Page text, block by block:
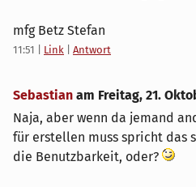
mfg Betz Stefan
11:51 Link Antwort
Sebastian am Freitag, 21.
Naja, aber wenn da jemand
für erstellen muss spricht das
die Benutzbarkeit, oder?